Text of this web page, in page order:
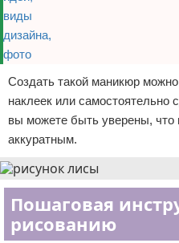
Создать такой маникюр
наклеек или самостоятельно
вы можете быть уверены,
аккуратным.
Пошаговая
рисованию